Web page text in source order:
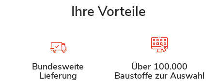
Ihre Vorteile
Bundesweite
Lieferung
Über 100.000
Baustoffe zur Auswahl